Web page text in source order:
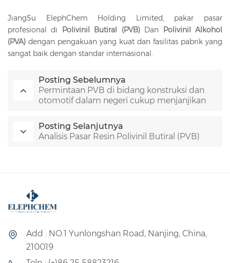
JiangSu ElephChem Holding Limited, pakar pasar
profesional di Polivinil Butiral (PVB)Dan Polivinil Alkohol
(PVA) dengan pengakuan yang kuat dan fasilitas pabrik yang
sangat baik dengan standar internasional.
Posting Sebelumnya
Permintaan PVB di bidang konstruksi dan
otomotif dalam negeri cukup menjanjikan
Posting Selanjutnya
Analisis Pasar Resin Polivinil Butiral (PVB)
Add : NO.1 Yunlongshan Road, Nanjing, China,
210019